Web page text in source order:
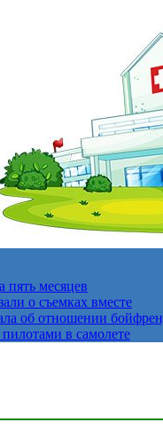
месяцев
о съемках вместе
об отношении
пилотами в самолете